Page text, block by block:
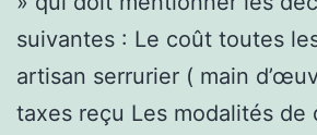
suivantes : Le coût toutes
artisan serrurier ( main
taxes reçu Les modalités de